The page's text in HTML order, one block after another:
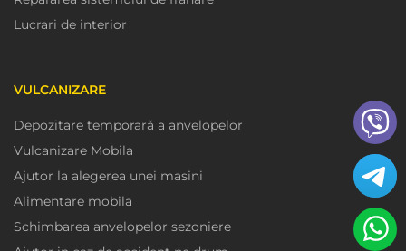
Lucrari de interior
VULCANIZARE
Depozitare temporară a anvelopelor
Vulcanizare Mobila
Ajutor la alegerea unei masini
Alimentare mobila
Schimbarea anvelopelor sezoniere